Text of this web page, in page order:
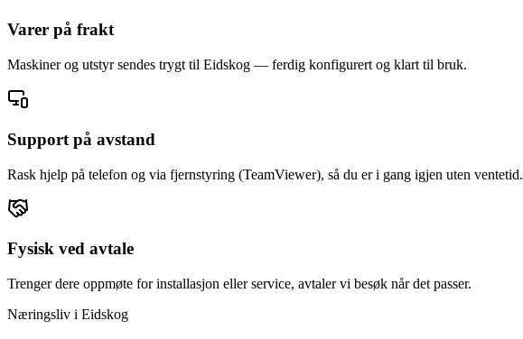
Varer på frakt
Maskiner og utstyr sendes trygt til Eidskog — ferdig konfigurert og klart til bruk.
Support på avstand
Rask hjelp på telefon og via fjernstyring (TeamViewer), så du er i gang igjen uten ventetid.
Fysisk ved avtale
Trenger dere oppmøte for installasjon eller service, avtaler vi besøk når det passer.
Næringsliv i Eidskog